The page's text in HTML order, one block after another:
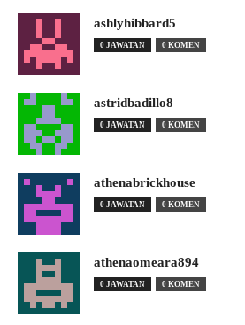
ashlyhibbard5
0 JAWATAN 0 KOMEN
astridbadillo8
0 JAWATAN 0 KOMEN
athenabrickhouse
0 JAWATAN 0 KOMEN
athenaomeara894
0 JAWATAN 0 KOMEN